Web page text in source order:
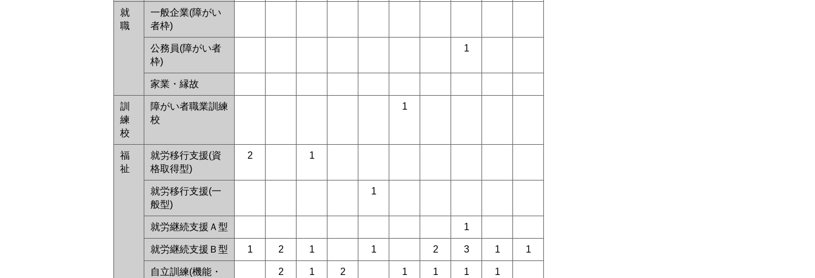
就
職
一般企業(障がい
者枠)
公務員(障がい者
枠)
1
家業・縁故
訓
練
校
障がい者職業訓練
校
1
福
祉
就労移行支援(資
格取得型)
2 1
就労移行支援(一
般型)
1
就労継続支援Ａ型 1
就労継続支援Ｂ型 1 2 1 1 2 3 1 1
自立訓練(機能・
2 1 2 1 1 1 1